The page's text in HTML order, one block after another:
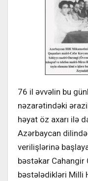
76 il əvvəlin bu
nəzarətindəki
həyat öz axarı ilə
Azərbaycan dilində
verilişlərinə
bəstəkar Cahangir
bəstələdikləri Milli